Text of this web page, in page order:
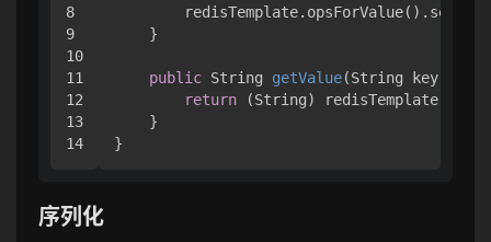
8
9
10
11
12
13
    }
public String getValue(String key)
return (String)
    }
序列化